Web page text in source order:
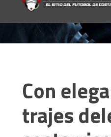
Con
trajes